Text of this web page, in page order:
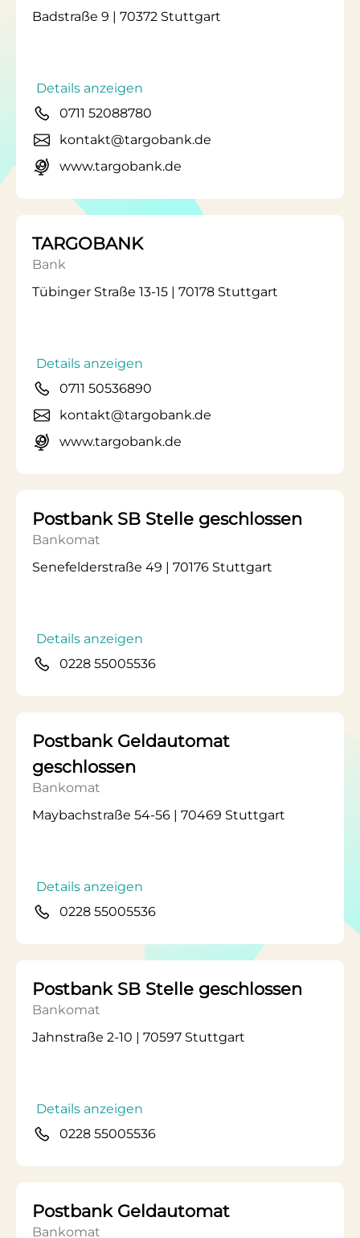
Badstraße 9 | 70372 Stuttgart
Details anzeigen
0711 52088780
kontakt@targobank.de
www.targobank.de
TARGOBANK
Bank
Tübinger Straße 13-15 | 70178 Stuttgart
Details anzeigen
0711 50536890
kontakt@targobank.de
www.targobank.de
Postbank SB Stelle geschlossen
Bankomat
Senefelderstraße 49 | 70176 Stuttgart
Details anzeigen
0228 55005536
Postbank Geldautomat
geschlossen
Bankomat
Maybachstraße 54-56 | 70469 Stuttgart
Details anzeigen
0228 55005536
Postbank SB Stelle geschlossen
Bankomat
Jahnstraße 2-10 | 70597 Stuttgart
Details anzeigen
0228 55005536
Postbank Geldautomat
Bankomat